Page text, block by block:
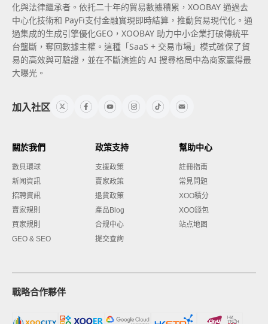
化與法律繼承者。依托二十年的貿易數據積累，XOOBAY 通過去
中心化技術和 PayFi支付金融實現即時結算，推動貿易現代化。通
過集成的生成引擎優化GEO，XOOBAY 助力中小企業打破傳統平
台壟斷，奪回數據主權。這種「SaaS + 交易市場」模式確保了貿
易的高效與可驗證，並在不斷演進的 AI 搜尋格局中為商家贏得最
大曝光。
加入社区
關於我們
數貝環球
新闻資訊
招聘資訊
賣家規則
買家規則
GEO & SEO
政策支持
支援政策
賣家政策
退貨政策
產品Blog
合规中心
提交查詢
幫助中心
註冊指南
常見問題
XOO積分
XOO錢包
站点地图
戰略合作夥伴